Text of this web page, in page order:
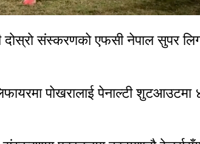
दाेस्राे संस्करणकाे एफसी नेपाल सुपर
पाेखरालाई पेनाल्टी शुटआउटमा